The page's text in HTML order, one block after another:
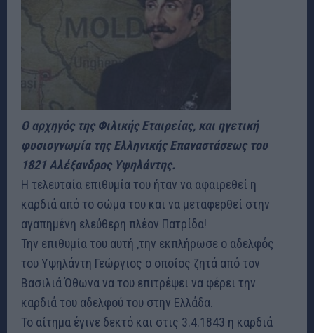
Ο αρχηγός της Φιλικής Εταιρείας, και ηγετική
φυσιογνωμία της Ελληνικής Επαναστάσεως του
1821 Αλέξανδρος Υψηλάντης.
Η τελευταία επιθυμία του ήταν να αφαιρεθεί η
καρδιά από το σώμα του και να μεταφερθεί στην
αγαπημένη ελεύθερη πλέον Πατρίδα!
Την επιθυμία του αυτή ,την εκπλήρωσε ο αδελφός
του Υψηλάντη Γεώργιος ο οποίος ζητά από τον
Βασιλιά Όθωνα να του επιτρέψει να φέρει την
καρδιά του αδελφού του στην Ελλάδα.
Το αίτημα έγινε δεκτό και στις 3.4.1843 η καρδιά